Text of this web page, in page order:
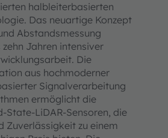
halbleiterbasierten
Das neuartige Konzept
Abstandsmessung
Jahren intensiver
Die
aus hochmoderner
Signalverarbeitung
ermöglicht die
State-LiDAR-Sensoren, die
Zuverlässigkeit zu einem